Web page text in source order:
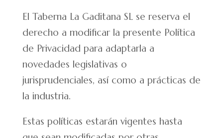
El Taberna La Gaditana SL se reserva el
derecho a modificar la presente Política
de Privacidad para adaptarla a
novedades legislativas o
jurisprudenciales, así como a prácticas de
la industria.
Estas políticas estarán vigentes hasta